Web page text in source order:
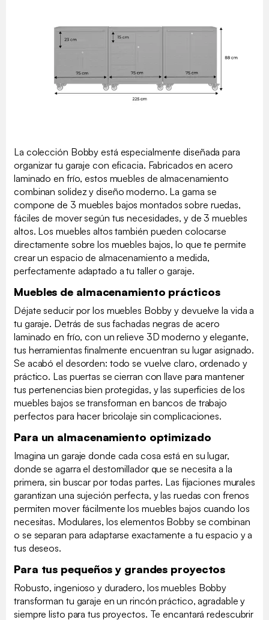
La colección Bobby está especialmente diseñada para
organizar tu garaje con eficacia. Fabricados en acero
laminado en frío, estos muebles de almacenamiento
combinan solidez y diseño moderno. La gama se
compone de 3 muebles bajos montados sobre ruedas,
fáciles de mover según tus necesidades, y de 3 muebles
altos. Los muebles altos también pueden colocarse
directamente sobre los muebles bajos, lo que te permite
crear un espacio de almacenamiento a medida,
perfectamente adaptado a tu taller o garaje.
Muebles de almacenamiento prácticos
Déjate seducir por los muebles Bobby y devuelve la vida a
tu garaje. Detrás de sus fachadas negras de acero
laminado en frío, con un relieve 3D moderno y elegante,
tus herramientas finalmente encuentran su lugar asignado.
Se acabó el desorden: todo se vuelve claro, ordenado y
práctico. Las puertas se cierran con llave para mantener
tus pertenencias bien protegidas, y las superficies de los
muebles bajos se transforman en bancos de trabajo
perfectos para hacer bricolaje sin complicaciones.
Para un almacenamiento optimizado
Imagina un garaje donde cada cosa está en su lugar,
donde se agarra el destornillador que se necesita a la
primera, sin buscar por todas partes. Las fijaciones murales
garantizan una sujeción perfecta, y las ruedas con frenos
permiten mover fácilmente los muebles bajos cuando los
necesitas. Modulares, los elementos Bobby se combinan
o se separan para adaptarse exactamente a tu espacio y a
tus deseos.
Para tus pequeños y grandes proyectos
Robusto, ingenioso y duradero, los muebles Bobby
transforman tu garaje en un rincón práctico, agradable y
siempre listo para tus proyectos. Te encantará redescubrir